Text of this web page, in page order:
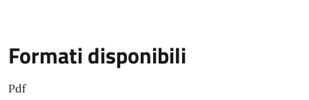
Formati disponibili
Pdf